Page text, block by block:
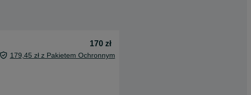
170 zł
179,45 zł z Pakietem Ochronnym